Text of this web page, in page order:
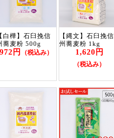
白樺】石臼挽信
蕎麦粉 500g
972円 （税込み）
【縄文】石臼挽信
州蕎麦粉 1kg
1,620円
（税込み）